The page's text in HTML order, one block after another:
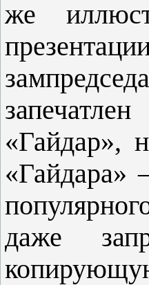
же
«Гайдар»,
«Гайдара»
даже